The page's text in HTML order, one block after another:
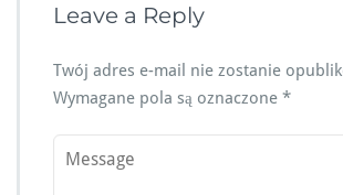
Leave a Reply
Twój adres e-mail nie zostanie
Wymagane pola są oznaczone *